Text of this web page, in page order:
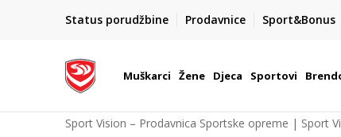
Status porudžbine Prodavnice Sport&Bonus
POZOVITE NAS NA : 055/490-400
Pon-Pet od 9h - 16h
Muškarci Žene Djeca Sportovi
Sport Vision – Prodavnica Sportske opreme | Sport